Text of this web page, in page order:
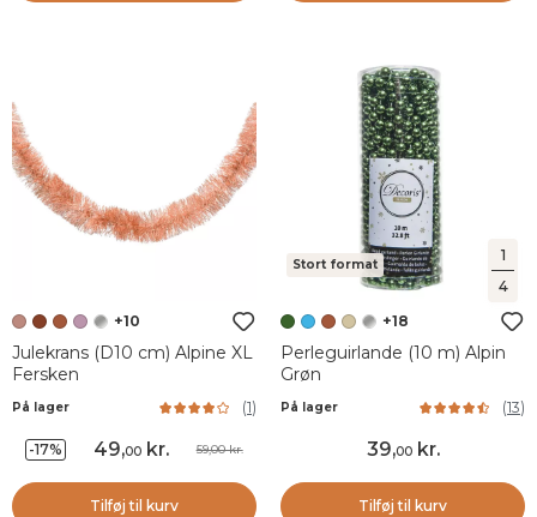
1
4
+10
Julekrans (D10 cm) Alpine XL
Fersken
På lager (1)
-17% 49,00kr. 59,00 kr.
Tilføj til kurv
Stort format
+18
Perleguirlande (10 m) Alpin
Grøn
På lager (13)
39,00kr.
Tilføj til kurv